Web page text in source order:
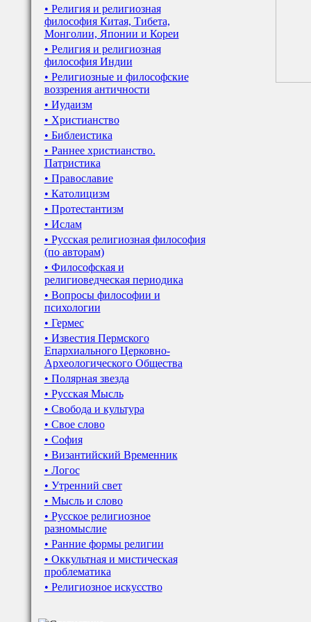
• Религия и религиозная
философия Китая, Тибета,
Монголии, Японии и Кореи
• Религия и религиозная
философия Индии
• Религиозные и философские
воззрения античности
• Иудаизм
• Христианство
• Библеистика
• Раннее христианство.
Патристика
• Православие
• Католицизм
• Протестантизм
• Ислам
• Русская религиозная философия
(по авторам)
• Философская и
религиоведческая периодика
• Вопросы философии и
психологии
• Гермес
• Известия Пермского
Епархиального Церковно-
Археологического Общества
• Полярная звезда
• Русская Мысль
• Свобода и культура
• Свое слово
• София
• Византийский Временник
• Логос
• Утренний свет
• Мысль и слово
• Русское религиозное
разномыслие
• Ранние формы религии
• Оккультная и мистическая
проблематика
• Религиозное искусство